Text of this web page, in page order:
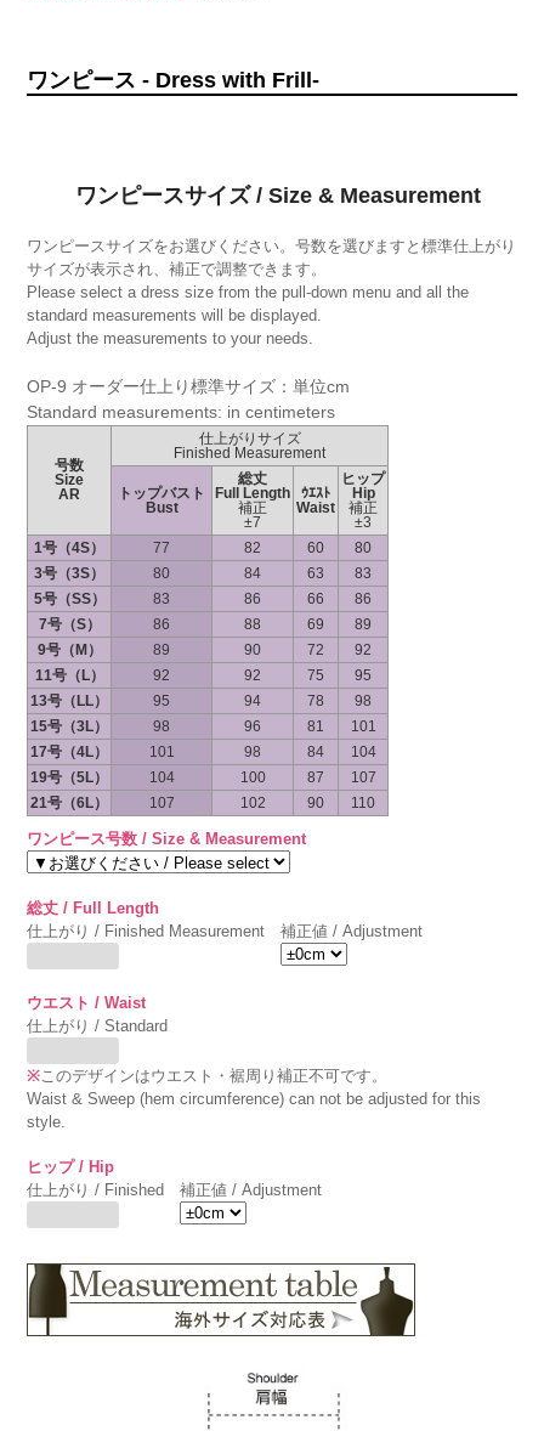
ワンピース - Dress with Frill-
ワンピースサイズ / Size & Measurement
ワンピースサイズをお選びください。号数を選びますと標準仕上がり
サイズが表示され、補正で調整できます。
Please select a dress size from the pull-down menu and all the
standard measurements will be displayed.
Adjust the measurements to your needs.
OP-9 オーダー仕上り標準サイズ：単位cm
Standard measurements: in centimeters
号数
Size
AR
仕上がりサイズ
Finished Measurement
トップバスト
Bust
総丈
Full Length
補正
±7
ｳｴｽﾄ
Waist
ヒップ
Hip
補正
±3
1号（4S）
77 82 60
80
3号（3S）
80 84 63
83
5号（SS）
83 86 66
86
7号（S）
86 88 69
89
9号（M）
89 90 72
92
11号（L）
92 92 75
95
13号（LL）
95 94 78
98
15号（3L）
98 96 81
101
17号（4L）
101 98 84
104
19号（5L）
104 100 87
107
21号（6L）
107 102 90 110
ワンピース号数 / Size & Measurement
総丈 / Full Length
仕上がり / Finished Measurement
補正値 / Adjustment
ウエスト / Waist
仕上がり / Standard
※このデザインはウエスト・裾周り補正不可です。
Waist & Sweep (hem circumference) can not be adjusted for this
style.
ヒップ / Hip
仕上がり / Finished
補正値 / Adjustment